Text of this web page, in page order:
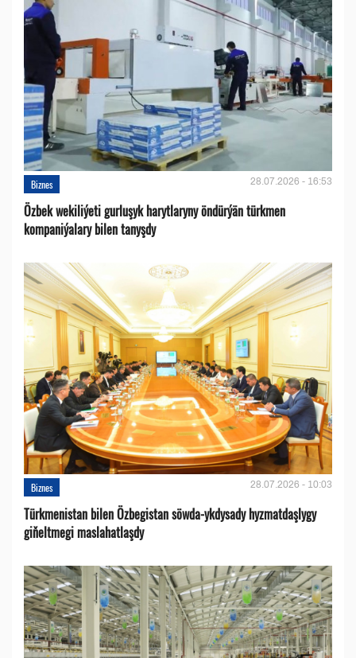
Biznes 28.07.2026 - 16:53
Özbek wekiliýeti gurluşyk harytlaryny öndürýän türkmen
kompaniýalary bilen tanyşdy
Biznes 28.07.2026 - 10:03
Türkmenistan bilen Özbegistan söwda-ykdysady hyzmatdaşlygy
giňeltmegi maslahatlaşdy